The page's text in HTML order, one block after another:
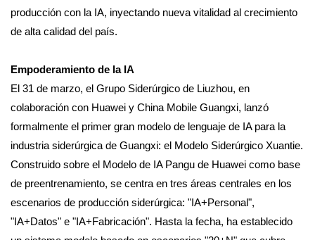
producción con la IA, inyectando nueva vitalidad al crecimiento
de alta calidad del país.
Empoderamiento de la IA
El 31 de marzo, el Grupo Siderúrgico de Liuzhou, en
colaboración con Huawei y China Mobile Guangxi, lanzó
formalmente el primer gran modelo de lenguaje de IA para la
industria siderúrgica de Guangxi: el Modelo Siderúrgico Xuantie.
Construido sobre el Modelo de IA Pangu de Huawei como base
de preentrenamiento, se centra en tres áreas centrales en los
escenarios de producción siderúrgica: "IA+Personal",
"IA+Datos" e "IA+Fabricación". Hasta la fecha, ha establecido